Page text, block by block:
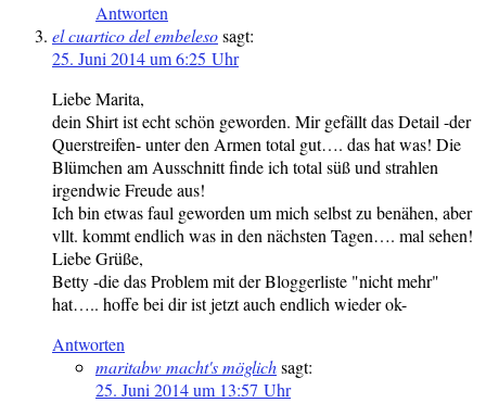
Antworten
el cuartico del embelesosagt:
25. Juni 2014 um 6:25 Uhr
Liebe Marita,
dein Shirt ist echt schön geworden. Mir gefällt das Detail -der
Querstreifen- unter den Armen total gut…. das hat was! Die
Blümchen am Ausschnitt finde ich total süß und strahlen
irgendwie Freude aus!
Ich bin etwas faul geworden um mich selbst zu benähen, aber
vllt. kommt endlich was in den nächsten Tagen…. mal sehen!
Liebe Grüße,
Betty -die das Problem mit der Bloggerliste "nicht mehr"
hat….. hoffe bei dir ist jetzt auch endlich wieder ok-
Antworten
maritabw macht's möglichsagt:
25. Juni 2014 um 13:57 Uhr